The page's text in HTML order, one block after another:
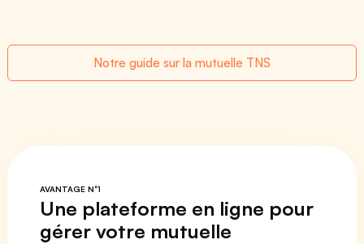
Notre guide sur la mutuelle TNS
AVANTAGE N°1
Une plateforme en ligne pour
gérer votre mutuelle